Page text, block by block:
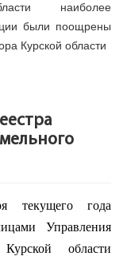
наиболее
были поощрены
Курской области
текущего года
Управления
области